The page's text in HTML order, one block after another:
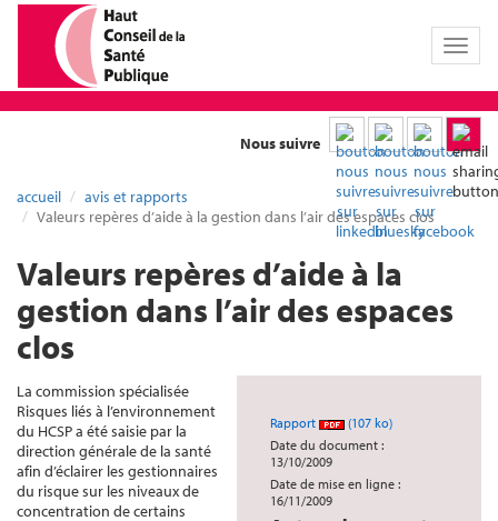
Toggle
Nous suivre
accueil
avis et rapports
Valeurs repères d’aide à la gestion dans l’air des espaces clos
Valeurs repères d’aide à la
gestion dans l’air des espaces
clos
Rapport
(107 ko)
Date du document :
13/10/2009
Date de mise en ligne :
16/11/2009
La commission spécialisée
Risques liés à l’environnement
du HCSP a été saisie par la
direction générale de la santé
afin d’éclairer les gestionnaires
du risque sur les niveaux de
concentration de certains